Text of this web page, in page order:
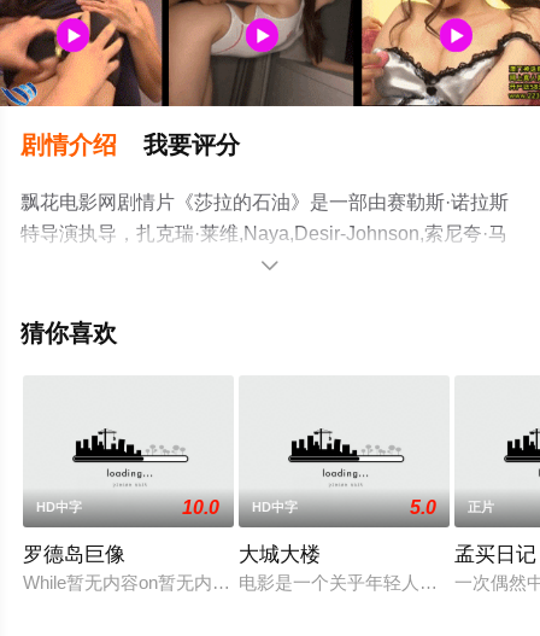
剧情介绍 我要评分
飘花电影网剧情片《莎拉的石油》是一部由赛勒斯·诺拉斯
特导演执导，扎克瑞·莱维,Naya,Desir-Johnson,索尼夸·马
丁-格林,加瑞特·迪拉胡特,梅尔·罗德里格斯,布里吉特·瑞根,
尔,Ryan,O'Quinn,罗伯特·古德曼,乔纳森·利普尼基等演员精

猜你喜欢
HD中字 10.0
罗德岛巨像
While暂无内容on暂无内容holiday暂无内容in暂无内容Rhodes,暂
HD中字 5.0
大城大楼
电影是一个关乎年轻人梦想、体现城
正片
孟买日记
一次偶然